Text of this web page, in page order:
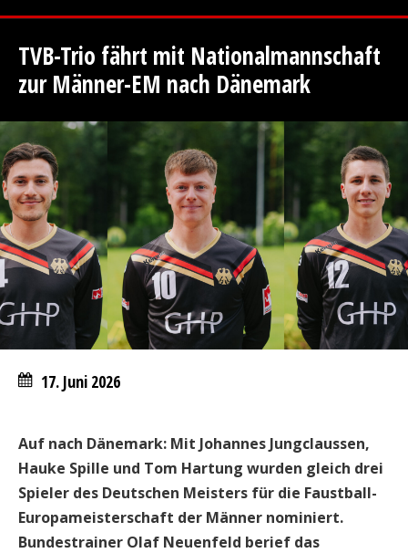
TVB-Trio fährt mit Nationalmannschaft
zur Männer-EM nach Dänemark
17. Juni 2026
Auf nach Dänemark: Mit Johannes Jungclaussen,
Hauke Spille und Tom Hartung wurden gleich drei
Spieler des Deutschen Meisters für die Faustball-
Europameisterschaft der Männer nominiert.
Bundestrainer Olaf Neuenfeld berief das